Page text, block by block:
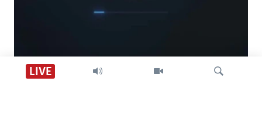
LIVE
Descarga VOA +